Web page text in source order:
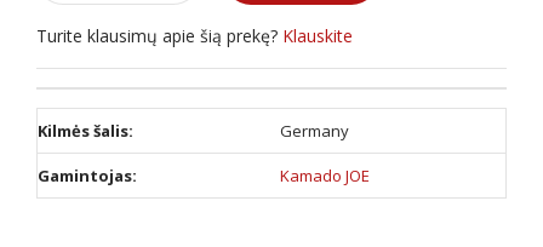
Turite klausimų apie šią prekę? Klauskite
Kilmės šalis: Germany
Gamintojas: Kamado JOE